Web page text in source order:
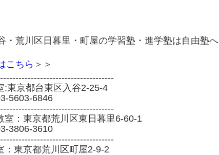
・荒川区日暮里・町屋の学習塾・進学塾は自由塾へ
こちら ＞＞
:東京都台東区入谷2-25-4
5603-6846
室：東京都荒川区東日暮里6-60-1
3806-3610
：東京都荒川区町屋2-9-2